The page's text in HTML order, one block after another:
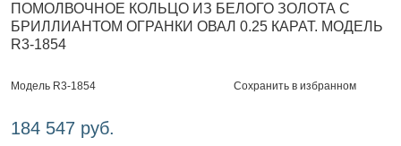
ПОМОЛВОЧНОЕ КОЛЬЦО ИЗ БЕЛОГО ЗОЛОТА С
БРИЛЛИАНТОМ ОГРАНКИ ОВАЛ 0.25 КАРАТ. МОДЕЛЬ
R3-1854
Модель R3-1854 Сохранить в избранном
184 547 руб.